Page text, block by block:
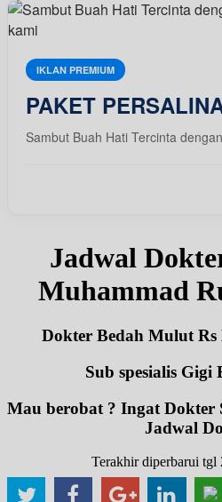
IKLAN PREMIUM
PAKET
Sambut Buah Hati Tercinta
Jadwal
Muhammad
Dokter Bedah Mulut
Sub spesialis Gigi
Mau berobat ? Ingat Dokter
Jadwal
Terakhir diperbarui tgl